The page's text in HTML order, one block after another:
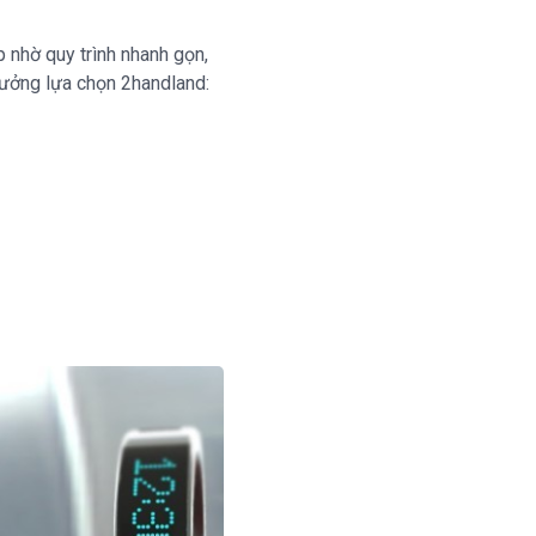
quy trình nhanh gọn,
lựa chọn 2handland: